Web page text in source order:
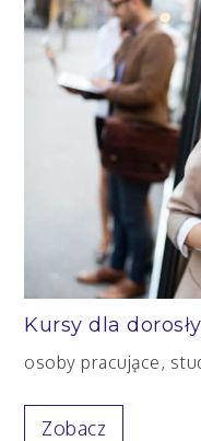
Kursy dla
osoby pracujące,
Zobacz